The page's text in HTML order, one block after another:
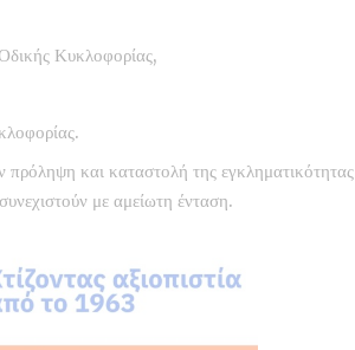
Κυκλοφορίας,
πρόληψη και καταστολή της εγκληματικότητας
με αμείωτη ένταση.